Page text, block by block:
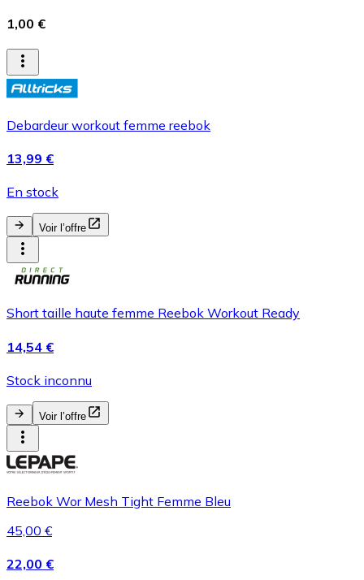
1,00 €
Debardeur workout femme reebok
13,99 €
En stock
Voir l’offre
Short taille haute femme Reebok Workout Ready
14,54 €
Stock inconnu
Voir l’offre
Reebok Wor Mesh Tight Femme Bleu
45,00 €
22,00 €